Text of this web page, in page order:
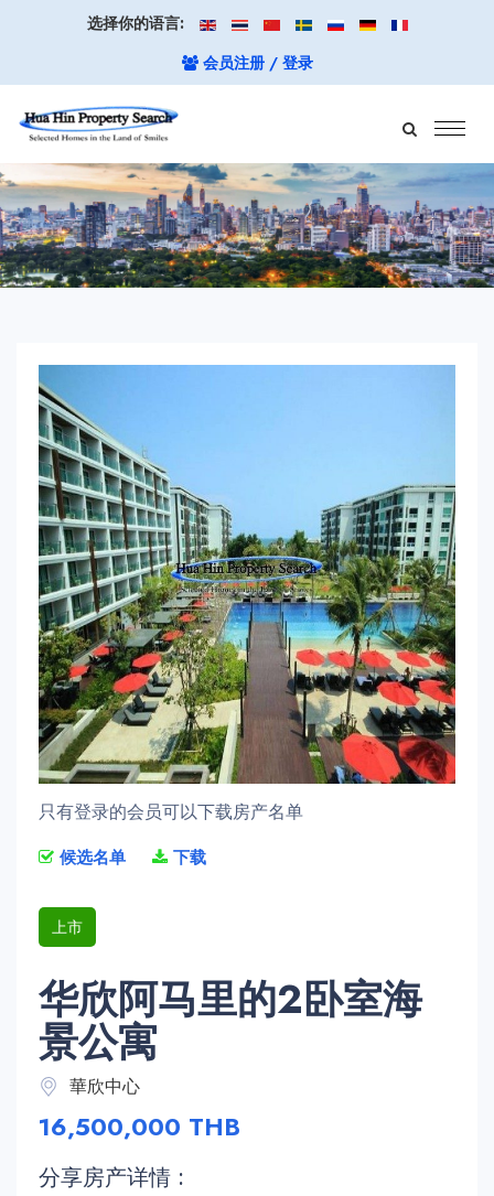
选择你的语言:
会员注册 / 登录
只有登录的会员可以下载房产名单
候选名单 下载
上市
华欣阿马里的2卧室海
景公寓
華欣中心
16,500,000 THB
分享房产详情 :